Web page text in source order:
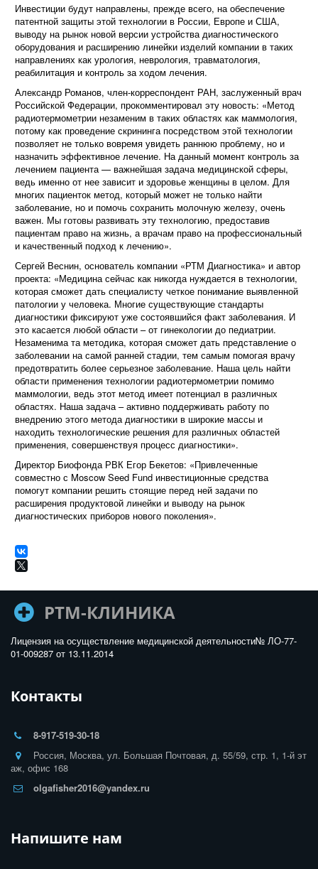
Инвестиции будут направлены, прежде всего, на обеспечение
патентной защиты этой технологии в России, Европе и США,
выводу на рынок новой версии устройства диагностического
оборудования и расширению линейки изделий компании в таких
направлениях как урология, неврология, травматология,
реабилитация и контроль за ходом лечения.
Александр Романов, член-корреспондент РАН, заслуженный врач
Российской Федерации, прокомментировал эту новость: «Метод
радиотермометрии незаменим в таких областях как маммология,
потому как проведение скрининга посредством этой технологии
позволяет не только вовремя увидеть раннюю проблему, но и
назначить эффективное лечение. На данный момент контроль за
лечением пациента — важнейшая задача медицинской сферы,
ведь именно от нее зависит и здоровье женщины в целом. Для
многих пациенток метод, который может не только найти
заболевание, но и помочь сохранить молочную железу, очень
важен. Мы готовы развивать эту технологию, предоставив
пациентам право на жизнь, а врачам право на профессиональный
и качественный подход к лечению».
Сергей Веснин, основатель компании «РТМ Диагностика» и автор
проекта: «Медицина сейчас как никогда нуждается в технологии,
которая сможет дать специалисту четкое понимание выявленной
патологии у человека. Многие существующие стандарты
диагностики фиксируют уже состоявшийся факт заболевания. И
это касается любой области – от гинекологии до педиатрии.
Незаменима та методика, которая сможет дать представление о
заболевании на самой ранней стадии, тем самым помогая врачу
предотвратить более серьезное заболевание. Наша цель найти
области применения технологии радиотермометрии помимо
маммологии, ведь этот метод имеет потенциал в различных
областях. Наша задача – активно поддерживать работу по
внедрению этого метода диагностики в широкие массы и
находить технологические решения для различных областей
применения, совершенствуя процесс диагностики».
Директор Биофонда РВК Егор Бекетов: «Привлеченные
совместно с Moscow Seed Fund инвестиционные средства
помогут компании решить стоящие перед ней задачи по
расширения продуктовой линейки и выводу на рынок
диагностических приборов нового поколения».
РТМ-КЛИНИКА
Лицензия на осуществление медицинской деятельности№ ЛО-77-
01-009287 от 13.11.2014
Контакты
8-917-519-30-18
Россия, Москва, ул. Большая Почтовая, д. 55/59, стр. 1, 1-й эт
аж, офис 168
olgafisher2016@yandex.ru
Напишите нам